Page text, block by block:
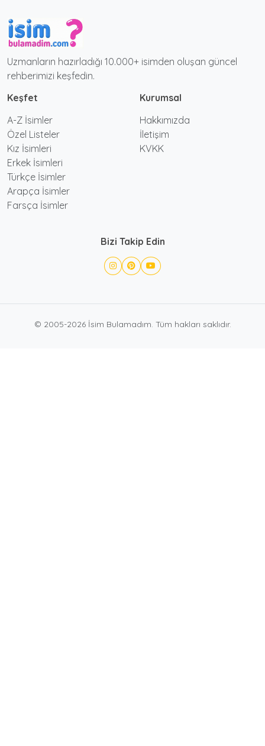
Uzmanların hazırladığı 10.000+ isimden oluşan güncel
rehberimizi keşfedin.
Keşfet
A-Z İsimler
Özel Listeler
Kız İsimleri
Erkek İsimleri
Türkçe İsimler
Arapça İsimler
Farsça İsimler
Kurumsal
Hakkımızda
İletişim
KVKK
Bizi Takip Edin
© 2005-2026 İsim Bulamadım. Tüm hakları saklıdır.